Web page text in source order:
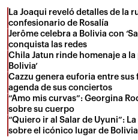
La Joaqui reveló detalles de la
confesionario de Rosalía
Jerôme celebra a Bolivia con
conquista las redes
Chila Jatun rinde homenaje a la
Bolivia’
Cazzu genera euforia entre sus
agenda de sus conciertos
“Amo mis curvas”: Georgina
sobre su cuerpo
“Quiero ir al Salar de Uyuni”:
sobre el icónico lugar de Bolivia